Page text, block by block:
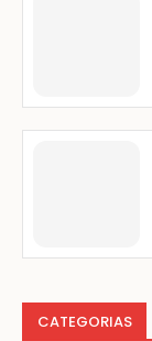
CATEGORIAS